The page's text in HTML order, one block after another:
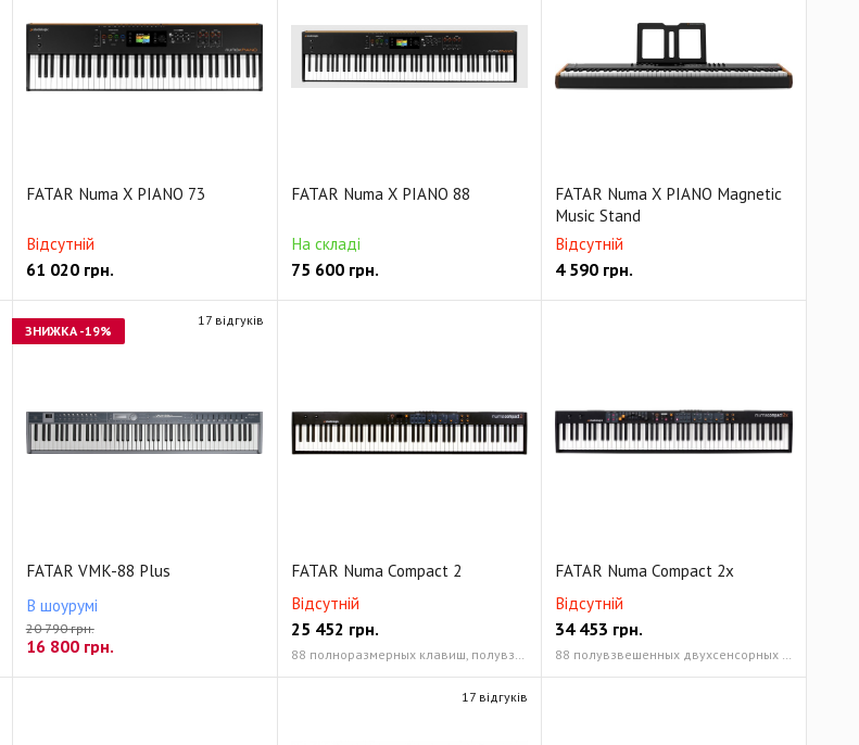
FATAR Numa X PIANO 73
Відсутній
61 020грн.
FATAR Numa X PIANO 88
На складі
75 600грн.
FATAR Numa X PIANO Magnetic
Music Stand
Відсутній
4 590 грн.
FATAR VMK-88 Plus
В шоурумі
20 790 грн.
16 800грн.
17 відгуків
ЗНИЖКА-19%
FATAR Numa Compact 2
Відсутній
25 452 грн.
FATAR Numa Compact 2x
Відсутній
34 453 грн.
17 відгуків